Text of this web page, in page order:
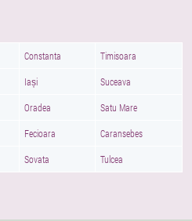
Constanta Timisoara
Iași Suceava
Oradea Satu Mare
Fecioara Caransebes
Sovata Tulcea